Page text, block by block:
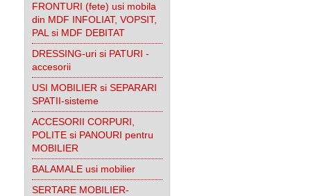
FRONTURI (fete) usi mobila
din MDF INFOLIAT, VOPSIT,
PAL si MDF DEBITAT
DRESSING-uri si PATURI -
accesorii
USI MOBILIER si SEPARARI
SPATII-sisteme
ACCESORII CORPURI,
POLITE si PANOURI pentru
MOBILIER
BALAMALE usi mobilier
SERTARE MOBILIER-